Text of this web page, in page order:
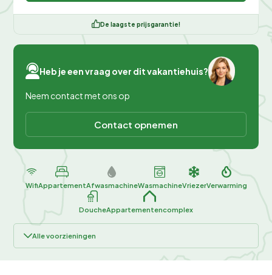
De laagste prijsgarantie!
Heb je een vraag over dit vakantiehuis?
Neem contact met ons op
Contact opnemen
WifiAppartementAfwasmachineWasmachineVriezerVerwarming
DoucheAppartementencomplex
Alle voorzieningen